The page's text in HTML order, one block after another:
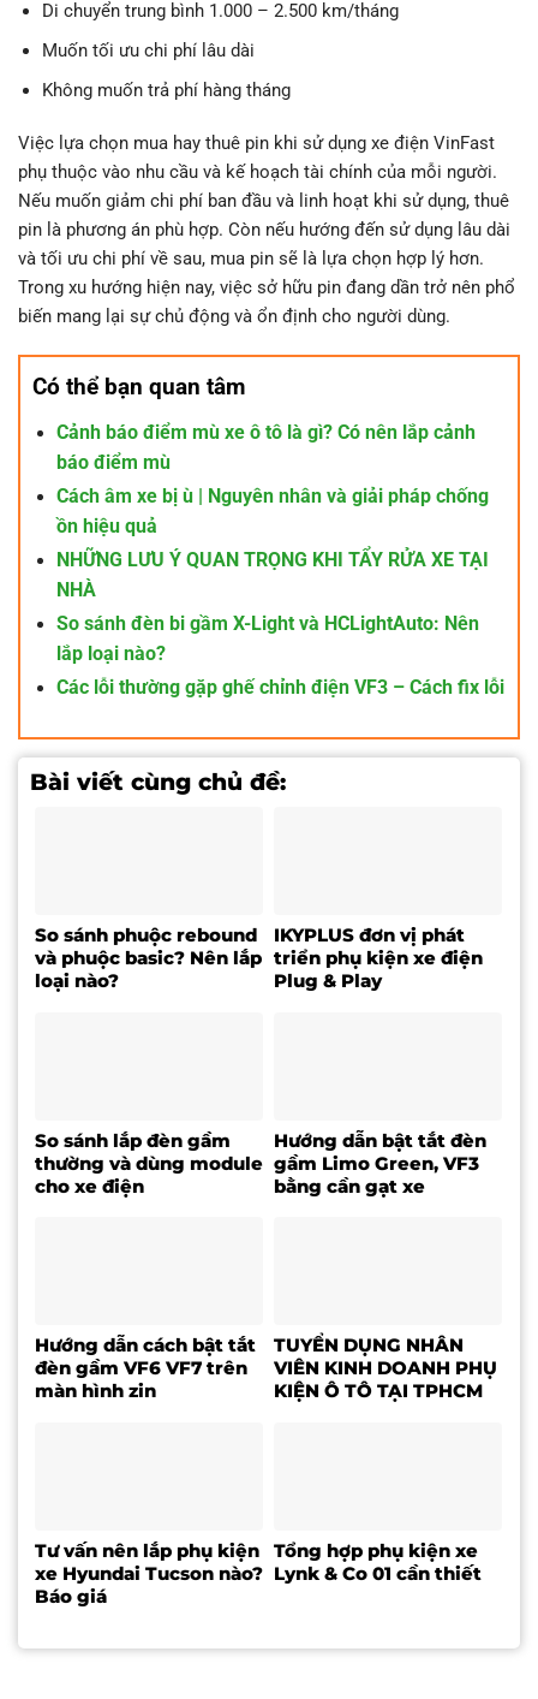
Di chuyển trung bình 1.000 – 2.500 km/tháng
Muốn tối ưu chi phí lâu dài
Không muốn trả phí hàng tháng
Việc lựa chọn mua hay thuê pin khi sử dụng xe điện VinFast
phụ thuộc vào nhu cầu và kế hoạch tài chính của mỗi người.
Nếu muốn giảm chi phí ban đầu và linh hoạt khi sử dụng, thuê
pin là phương án phù hợp. Còn nếu hướng đến sử dụng lâu dài
và tối ưu chi phí về sau, mua pin sẽ là lựa chọn hợp lý hơn.
Trong xu hướng hiện nay, việc sở hữu pin đang dần trở nên phổ
biến mang lại sự chủ động và ổn định cho người dùng.
Có thể bạn quan tâm
Cảnh báo điểm mù xe ô tô là gì? Có nên lắp cảnh
báo điểm mù
Cách âm xe bị ù | Nguyên nhân và giải pháp chống
ồn hiệu quả
NHỮNG LƯU Ý QUAN TRỌNG KHI TẨY RỬA XE TẠI
NHÀ
So sánh đèn bi gầm X-Light và HCLightAuto: Nên
lắp loại nào?
Các lỗi thường gặp ghế chỉnh điện VF3 – Cách fix lỗi
Bài viết cùng chủ đề:
So sánh phuộc rebound
và phuộc basic? Nên lắp
loại nào?
IKYPLUS đơn vị phát
triển phụ kiện xe điện
Plug & Play
So sánh lắp đèn gầm
thường và dùng module
cho xe điện
Hướng dẫn bật tắt đèn
gầm Limo Green, VF3
bằng cần gạt xe
Hướng dẫn cách bật tắt
đèn gầm VF6 VF7 trên
màn hình zin
TUYỂN DỤNG NHÂN
VIÊN KINH DOANH PHỤ
KIỆN Ô TÔ TẠI TPHCM
Tư vấn nên lắp phụ kiện
xe Hyundai Tucson nào?
Báo giá
Tổng hợp phụ kiện xe
Lynk & Co 01 cần thiết